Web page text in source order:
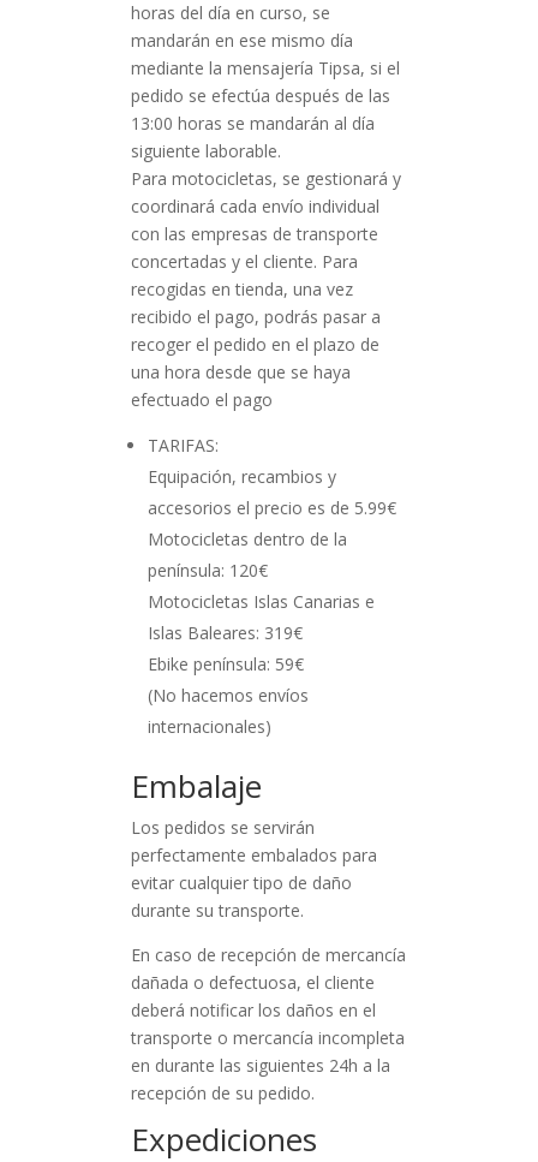
horas del día en curso, se
mandarán en ese mismo día
mediante la mensajería Tipsa, si el
pedido se efectúa después de las
13:00 horas se mandarán al día
siguiente laborable.
Para motocicletas, se gestionará y
coordinará cada envío individual
con las empresas de transporte
concertadas y el cliente. Para
recogidas en tienda, una vez
recibido el pago, podrás pasar a
recoger el pedido en el plazo de
una hora desde que se haya
efectuado el pago
TARIFAS:
Equipación, recambios y
accesorios el precio es de 5.99€
Motocicletas dentro de la
península: 120€
Motocicletas Islas Canarias e
Islas Baleares: 319€
Ebike península: 59€
(No hacemos envíos
internacionales)
Embalaje
Los pedidos se servirán
perfectamente embalados para
evitar cualquier tipo de daño
durante su transporte.
En caso de recepción de mercancía
dañada o defectuosa, el cliente
deberá notificar los daños en el
transporte o mercancía incompleta
en durante las siguientes 24h a la
recepción de su pedido.
Expediciones